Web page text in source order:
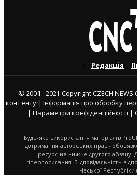
Редакція
© 2001 - 2021 Copyright CZECH NEWS
контенту | Інформація про обробку
| Параметри конфіденційності |
Будь-яке використання матеріалів
дотримання авторських прав -
ресурс не нижче другого абзацу.
гіперпосилання. Відповідальність
Чеської Республіки